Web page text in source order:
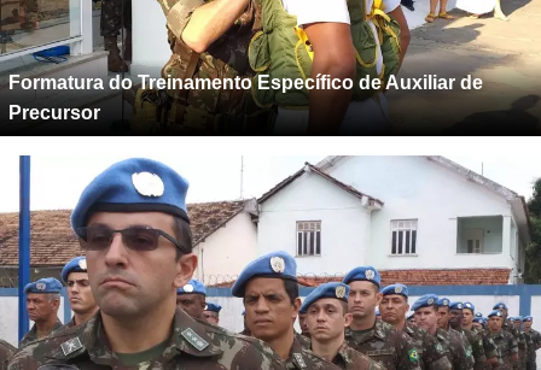
Formatura do Treinamento Específico de Auxiliar de
Precursor